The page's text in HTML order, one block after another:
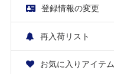
登録情報の変更
再入荷リスト
お気に入りアイテム